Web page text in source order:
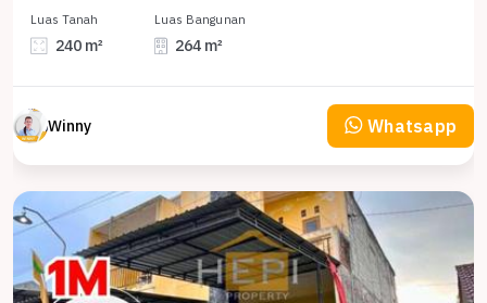
Luas Tanah
240 m²
Luas Bangunan
264 m²
Winny Whatsapp